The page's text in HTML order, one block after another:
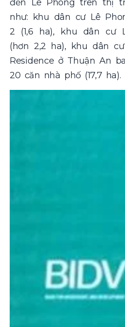
đến Lê Phong trên thị
như: khu dân cư Lê
2 (1,6 ha), khu dân cư
(hơn 2,2 ha), khu dân
Residence ở Thuận An
20 căn nhà phố (17,7 ha).